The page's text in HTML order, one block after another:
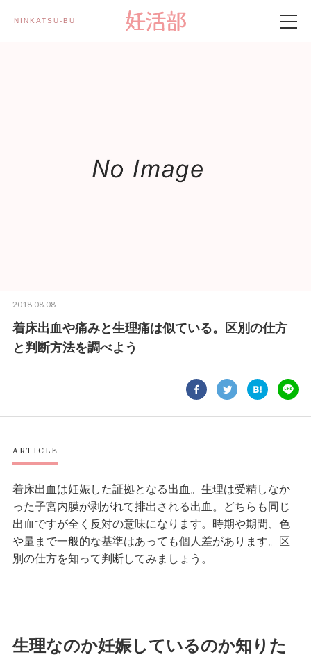
NINKATSU-BU 妊活部
2018.08.08
着床出血や痛みと生理痛は似ている。区別の仕方
と判断方法を調べよう
ARTICLE
着床出血は妊娠した証拠となる出血。生理は受精しなか
った子宮内膜が剥がれて排出される出血。どちらも同じ
出血ですが全く反対の意味になります。時期や期間、色
や量まで一般的な基準はあっても個人差があります。区
別の仕方を知って判断してみましょう。
生理なのか妊娠しているのか知りた